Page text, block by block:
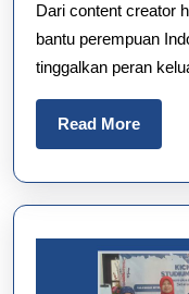
Dari content creator
bantu perempuan
tinggalkan peran
Read MoreRead
More